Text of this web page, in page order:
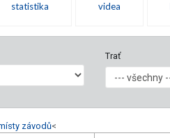
statistika videa
Trať
závodů<